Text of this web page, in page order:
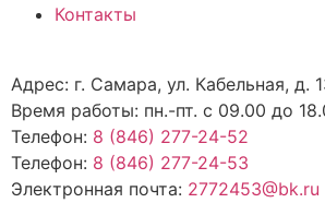
Контакты
Адрес: г. Самара, ул. Кабельная, д.
Время работы: пн.-пт. с 09.00 до
Телефон: 8 (846) 277-24-52
Телефон: 8 (846) 277-24-53
Электронная почта: 2772453@bk.ru